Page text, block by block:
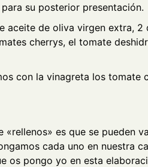
su posterior presentación.
aceite de oliva virgen extra, 2
cherrys, el tomate
con la vinagreta los tomate
es que se pueden
cada uno en nuestra
os pongo yo en esta